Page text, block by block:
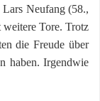
Neufang (58.,
weitere Tore. Trotz
die Freude über
haben. Irgendwie